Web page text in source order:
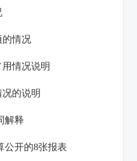
的情况
用情况说明
况的说明
解释
公开的8张报表